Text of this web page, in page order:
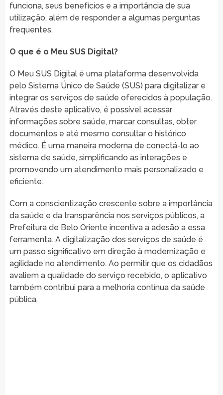
funciona, seus benefícios e a importância de sua
utilização, além de responder a algumas perguntas
frequentes.
O que é o Meu SUS Digital?
O Meu SUS Digital é uma plataforma desenvolvida
pelo Sistema Único de Saúde (SUS) para digitalizar e
integrar os serviços de saúde oferecidos à população.
Através deste aplicativo, é possível acessar
informações sobre saúde, marcar consultas, obter
documentos e até mesmo consultar o histórico
médico. É uma maneira moderna de conectá-lo ao
sistema de saúde, simplificando as interações e
promovendo um atendimento mais personalizado e
eficiente.
Com a conscientização crescente sobre a importância
da saúde e da transparência nos serviços públicos, a
Prefeitura de Belo Oriente incentiva a adesão a essa
ferramenta. A digitalização dos serviços de saúde é
um passo significativo em direção à modernização e
agilidade no atendimento. Ao permitir que os cidadãos
avaliem a qualidade do serviço recebido, o aplicativo
também contribui para a melhoria contínua da saúde
pública.